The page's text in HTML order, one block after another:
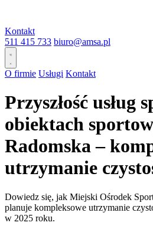
Kontakt
511 415 733 biuro@amsa.pl
O firmie Usługi Kontakt
Przyszłość usług
obiektach
Radomska –
utrzymanie
Dowiedz się, jak Miejski Ośrodek
planuje kompleksowe utrzymanie
w 2025 roku.